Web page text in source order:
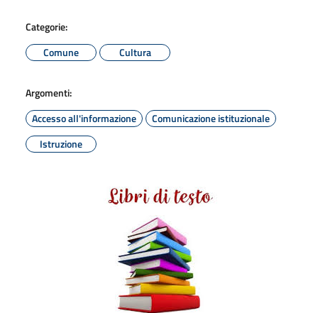
Categorie:
Comune
Cultura
Argomenti:
Accesso all'informazione
Comunicazione istituzionale
Istruzione